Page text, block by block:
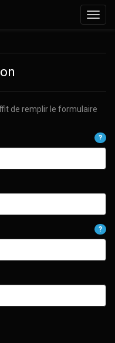
de remplir le formulaire
?
?